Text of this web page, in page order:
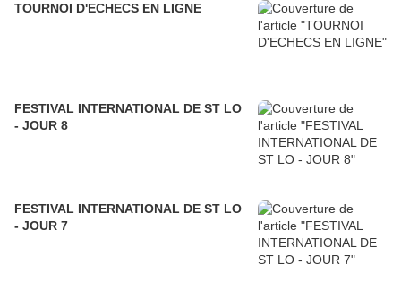
TOURNOI D'ECHECS EN LIGNE
FESTIVAL INTERNATIONAL DE ST LO
- JOUR 8
FESTIVAL INTERNATIONAL DE ST LO
- JOUR 7